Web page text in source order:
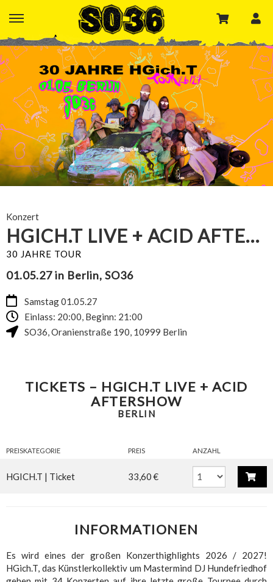
Konzert
HGICH.T LIVE + ACID AFTERSHOW
30 JAHRE TOUR
01.05.27 in Berlin, SO36
Samstag 01.05.27
Einlass: 20:00, Beginn: 21:00
SO36,Oranienstraße 190, 10999 Berlin
TICKETS – HGICH.T LIVE + ACID
AFTERSHOW
BERLIN
PREISKATEGORIE PREIS ANZAHL
HGICH.T | Ticket 33,60 €
INFORMATIONEN
Es wird eines der großen Konzerthighlights 2026 / 2027!
HGich.T, das Künstlerkollektiv um Mastermind DJ Hundefriedhof